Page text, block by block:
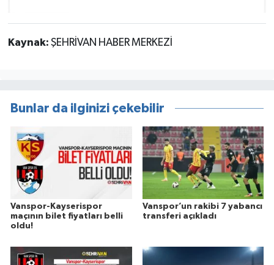
Kaynak: ŞEHRİVAN HABER MERKEZİ
Bunlar da ilginizi çekebilir
Vanspor-Kayserispor
maçının bilet fiyatları belli
oldu!
Vanspor’un rakibi 7 yabancı
transferi açıkladı